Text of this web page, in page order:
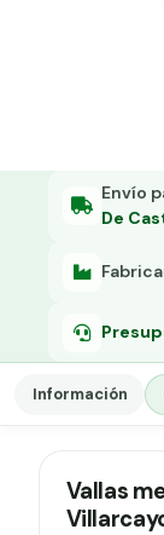
Grapas
Envío
De
Información
Vallas